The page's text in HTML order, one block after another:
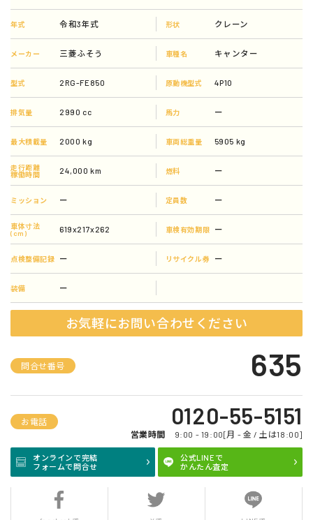
年式 令和3年式 形状 クレーン
メーカー 三菱ふそう 車種名 キャンター
型式 2RG-FE850 原動機型式 4P10
排気量 2990 cc 馬力 ー
最大積載量 2000 kg 車両総重量 5905 kg
走行距離
稼働時間
24,000 km 燃料 ー
ミッション ー 定員数 ー
車体寸法
(cm)
619x217x262 車検有効期限 ー
点検整備記録 ー リサイクル券 ー
装備 ー
お気軽にお問い合わせください
問合せ番号 635
お電話 0120-55-5151
営業時間 9:00 - 19:00[月 - 金 / 土は18:00]
オンラインで完結
フォームで問合せ
公式LINEで
かんたん査定